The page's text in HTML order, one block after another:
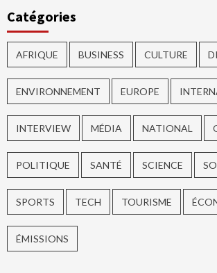
Catégories
AFRIQUE BUSINESS CULTURE
ENVIRONNEMENT EUROPE
INTERVIEW MÉDIA NATIONAL
POLITIQUE SANTÉ SCIENCE
SPORTS TECH TOURISME
ÉMISSIONS